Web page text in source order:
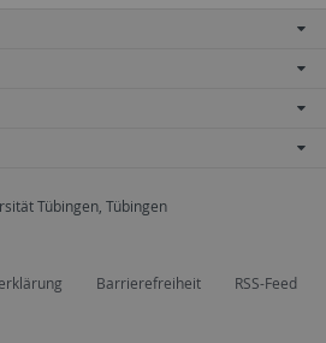
Tübingen, Tübingen
Barrierefreiheit RSS-Feed